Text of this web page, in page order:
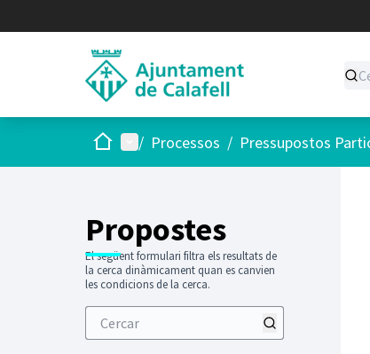
Inici Menú principal
/ Processos / Pressupostos
Propostes
El següent formulari filtra els resultats de
la cerca dinàmicament quan es canvien
les condicions de la cerca.